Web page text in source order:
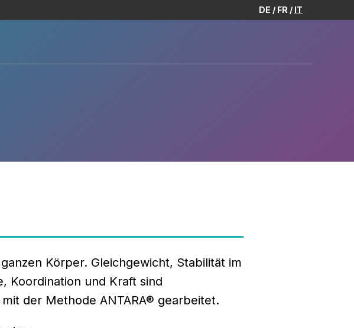
DE FR IT
Körper. Gleichgewicht, Stabilität im
Koordination und Kraft sind
der Methode ANTARA® gearbeitet.